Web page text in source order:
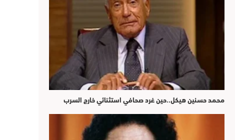
محمد حسنين هيكل..حين غرد صحافي استثنائي خارج السرب